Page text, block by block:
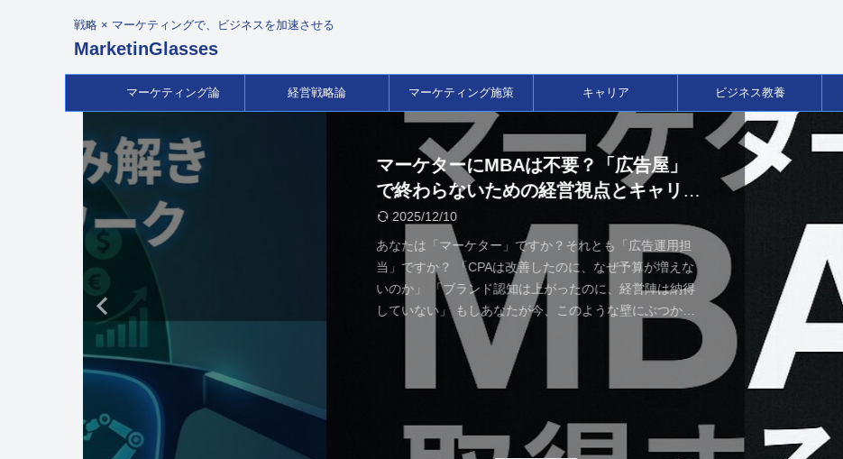
戦略 × マーケティングで、ビジネスを加速させる
MarketinGlasses
マーケティング論 経営戦略論 マーケティング施策 キャリア ビジネス教養
マーケターにMBAは不要？「広告屋」
で終わらないための経営視点とキャリア
戦略2025/12/10
あなたは「マーケター」ですか？それとも「広告運用担
当」ですか？ 「CPAは改善したのに、なぜ予算が増えな
いのか」 「ブランド認知は上がったのに、経営陣は納得
していない」 もしあなたが今、このような壁にぶつかっ
ているなら、それは「マーケティングの言葉」と「経営の
ストとして優秀なマーケターほど、PL（損益計算書）や
BS（貸借対照表）、そして全社的な経営戦略の視点が欠
けていることがあります。ここで登場するのがMBA（経
営学修士）という選択肢です。 今回は、マー ...